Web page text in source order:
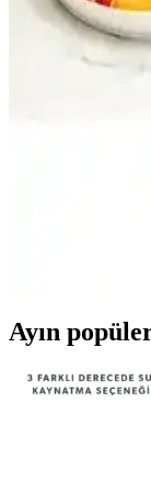
Karaca
Izgara
Karaca Gastro
özellikleri,
Ayın